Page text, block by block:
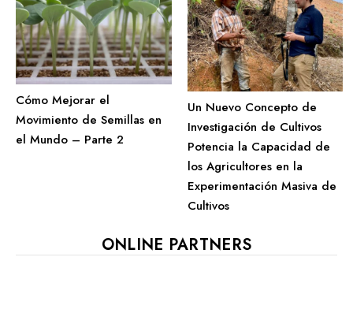
Cómo Mejorar el
Movimiento de Semillas en
el Mundo – Parte 2
Un Nuevo Concepto de
Investigación de Cultivos
Potencia la Capacidad de
los Agricultores en la
Experimentación Masiva de
Cultivos
ONLINE PARTNERS